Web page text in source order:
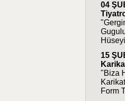
04
15
"Biza
Form